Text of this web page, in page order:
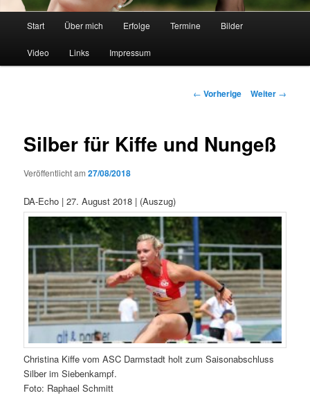
Zum
Inhalt
Start Über mich Erfolge Termine Bilder
Video Links Impressum
Beitrags-
← Vorherige Weiter →
Silber für Kiffe und Nungeß
Veröffentlicht am27/08/2018
DA-Echo | 27. August 2018 | (Auszug)
Christina Kiffe vom ASC Darmstadt holt zum Saisonabschluss
Silber im Siebenkampf.
Foto: Raphael Schmitt